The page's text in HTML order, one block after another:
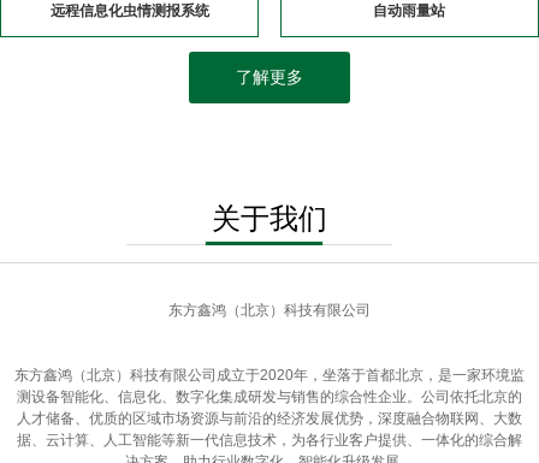
远程信息化虫情测报系统 自动雨量站
了解更多
关于我们
东方鑫鸿（北京）科技有限公司
东方鑫鸿（北京）科技有限公司成立于2020年，坐落于首都北京，是一家环境监
测设备智能化、信息化、数字化集成研发与销售的综合性企业。公司依托北京的
人才储备、优质的区域市场资源与前沿的经济发展优势，深度融合物联网、大数
据、云计算、人工智能等新一代信息技术，为各行业客户提供、一体化的综合解